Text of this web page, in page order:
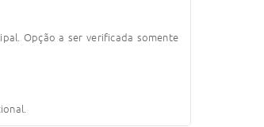
Opção a ser verificada somente